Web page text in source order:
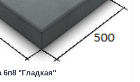
6п8 "Гладкая"